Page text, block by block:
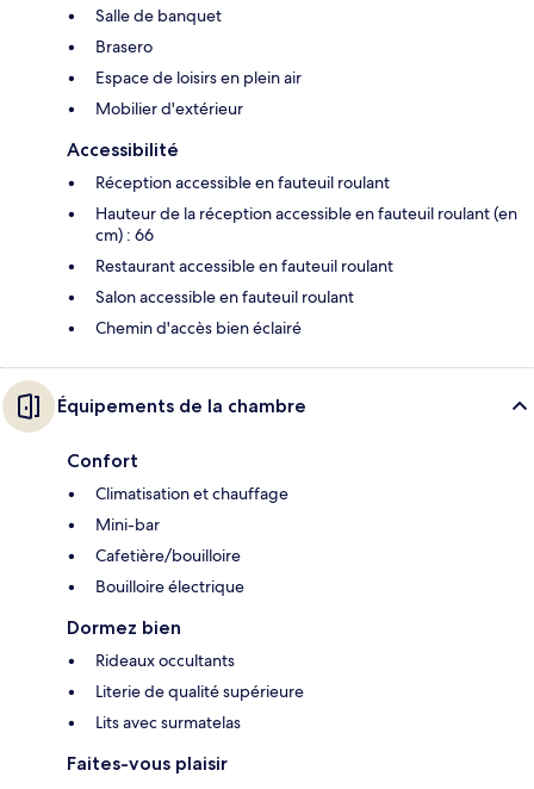
Salle de banquet
Brasero
Espace de loisirs en plein air
Mobilier d'extérieur
Accessibilité
Réception accessible en fauteuil roulant
Hauteur de la réception accessible en fauteuil roulant (en
cm) : 66
Restaurant accessible en fauteuil roulant
Salon accessible en fauteuil roulant
Chemin d'accès bien éclairé
Équipements de la chambre
Confort
Climatisation et chauffage
Mini-bar
Cafetière/bouilloire
Bouilloire électrique
Dormez bien
Rideaux occultants
Literie de qualité supérieure
Lits avec surmatelas
Faites-vous plaisir